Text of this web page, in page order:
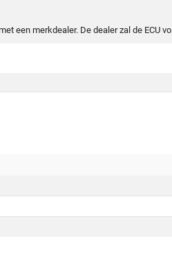
een merkdealer. De dealer zal de ECU vo